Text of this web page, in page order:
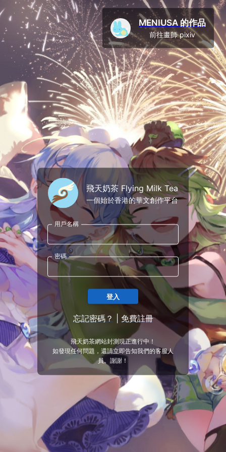
飛天奶茶 Flying Milk Tea
一個始於香港的華文創作平台
用戶名稱
密碼
登入
忘記密碼？ 免費註冊
飛天奶茶網站封測現正進行中！
如發現任何問題，還請立即告知我們的客服人
員。謝謝！
MENIUSA 的作品
前往畫師 pixiv